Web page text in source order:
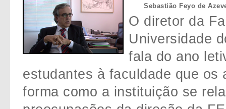
Sebastião Feyo de
O diretor da
Universidade
fala do ano
estudantes à faculdade que
forma como a instituição se